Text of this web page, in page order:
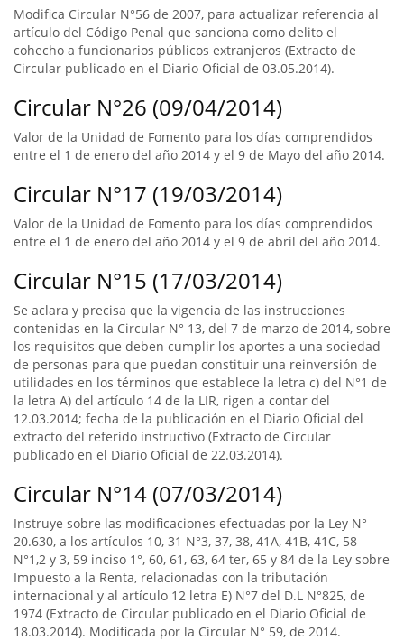
Modifica Circular N°56 de 2007, para actualizar referencia al
artículo del Código Penal que sanciona como delito el
cohecho a funcionarios públicos extranjeros (Extracto de
Circular publicado en el Diario Oficial de 03.05.2014).
Circular N°26 (09/04/2014)
Valor de la Unidad de Fomento para los días comprendidos
entre el 1 de enero del año 2014 y el 9 de Mayo del año 2014.
Circular N°17 (19/03/2014)
Valor de la Unidad de Fomento para los días comprendidos
entre el 1 de enero del año 2014 y el 9 de abril del año 2014.
Circular N°15 (17/03/2014)
Se aclara y precisa que la vigencia de las instrucciones
contenidas en la Circular N° 13, del 7 de marzo de 2014, sobre
los requisitos que deben cumplir los aportes a una sociedad
de personas para que puedan constituir una reinversión de
utilidades en los términos que establece la letra c) del N°1 de
la letra A) del artículo 14 de la LIR, rigen a contar del
12.03.2014; fecha de la publicación en el Diario Oficial del
extracto del referido instructivo (Extracto de Circular
publicado en el Diario Oficial de 22.03.2014).
Circular N°14 (07/03/2014)
Instruye sobre las modificaciones efectuadas por la Ley N°
20.630, a los artículos 10, 31 N°3, 37, 38, 41A, 41B, 41C, 58
N°1,2 y 3, 59 inciso 1°, 60, 61, 63, 64 ter, 65 y 84 de la Ley sobre
Impuesto a la Renta, relacionadas con la tributación
internacional y al artículo 12 letra E) N°7 del D.L N°825, de
1974 (Extracto de Circular publicado en el Diario Oficial de
18.03.2014). Modificada por la Circular N° 59, de 2014.